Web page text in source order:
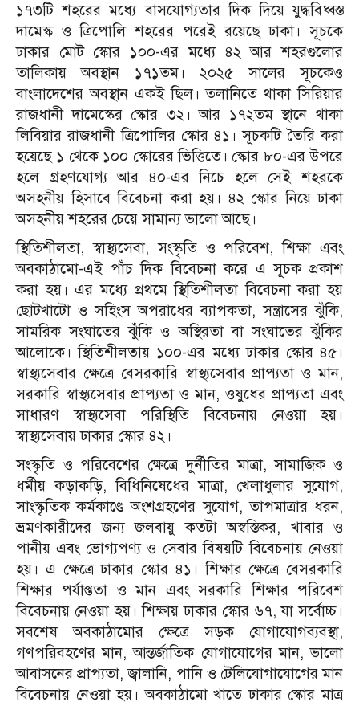
১৭৩টি শহরের মধ্যে বাসযোগ্যতার দিক দিয়ে যুদ্ধবিধ্বস্ত
দামেস্ক ও ত্রিপোলি শহরের পরেই রয়েছে ঢাকা। সূচকে
ঢাকার মোট স্কোর ১০০-এর মধ্যে ৪২ আর শহরগুলোর
তালিকায় অবস্থান ১৭১তম।২০২৫ সালের সূচকেও
বাংলাদেশের অবস্থান একই ছিল। তলানিতে থাকা সিরিয়ার
রাজধানী দামেস্কের স্কোর ৩২। আর ১৭২তম স্থানে থাকা
লিবিয়ার রাজধানী ত্রিপোলির স্কোর ৪১। সূচকটি তৈরি করা
হয়েছে ১ থেকে ১০০ স্কোরের ভিত্তিতে। স্কোর ৮০-এর উপরে
হলে গ্রহণযোগ্য আর ৪০-এর নিচে হলে সেই শহরকে
অসহনীয় হিসাবে বিবেচনা করা হয়। ৪২ স্কোর নিয়ে ঢাকা
অসহনীয় শহরের চেয়ে সামান্য ভালো আছে।
স্থিতিশীলতা, স্বাস্থ্যসেবা, সংস্কৃতি ও পরিবেশ, শিক্ষা এবং
অবকাঠামো-এই পাঁচ দিক বিবেচনা করে এ সূচক প্রকাশ
করা হয়। এর মধ্যে প্রথমে স্থিতিশীলতা বিবেচনা করা হয়
ছোটখাটো ও সহিংস অপরাধের ব্যাপকতা, সন্ত্রাসের ঝুঁকি,
সামরিক সংঘাতের ঝুঁকি ও অস্থিরতা বা সংঘাতের ঝুঁকির
আলোকে।স্থিতিশীলতায় ১০০-এর মধ্যে ঢাকার স্কোর ৪৫।
স্বাস্থ্যসেবার ক্ষেত্রে বেসরকারি স্বাস্থ্যসেবার প্রাপ্যতা ও মান,
সরকারি স্বাস্থ্যসেবার প্রাপ্যতা ও মান, ওষুধের প্রাপ্যতা এবং
সাধারণ স্বাস্থ্যসেবা পরিস্থিতি বিবেচনায় নেওয়া হয়।
স্বাস্থ্যসেবায় ঢাকার স্কোর ৪২।
সংস্কৃতি ও পরিবেশের ক্ষেত্রে দুর্নীতির মাত্রা, সামাজিক ও
ধর্মীয় কড়াকড়ি, বিধিনিষেধের মাত্রা, খেলাধুলার সুযোগ,
সাংস্কৃতিক কর্মকাণ্ডে অংশগ্রহণের সুযোগ, তাপমাত্রার ধরন,
ভ্রমণকারীদের জন্য জলবায়ু কতটা অস্বস্তিকর, খাবার ও
পানীয় এবং ভোগ্যপণ্য ও সেবার বিষয়টি বিবেচনায় নেওয়া
হয়। এ ক্ষেত্রে ঢাকার স্কোর ৪১। শিক্ষার ক্ষেত্রে বেসরকারি
শিক্ষার পর্যাপ্ততা ও মান এবং সরকারি শিক্ষার পরিবেশ
বিবেচনায় নেওয়া হয়। শিক্ষায় ঢাকার স্কোর ৬৭, যা সর্বোচ্চ।
সবশেষ অবকাঠামোর ক্ষেত্রে সড়ক যোগাযোগব্যবস্থা,
গণপরিবহণের মান, আন্তর্জাতিক যোগাযোগের মান, ভালো
আবাসনের প্রাপ্যতা, জ্বালানি, পানি ও টেলিযোগাযোগের মান
বিবেচনায় নেওয়া হয়। অবকাঠামো খাতে ঢাকার স্কোর মাত্র